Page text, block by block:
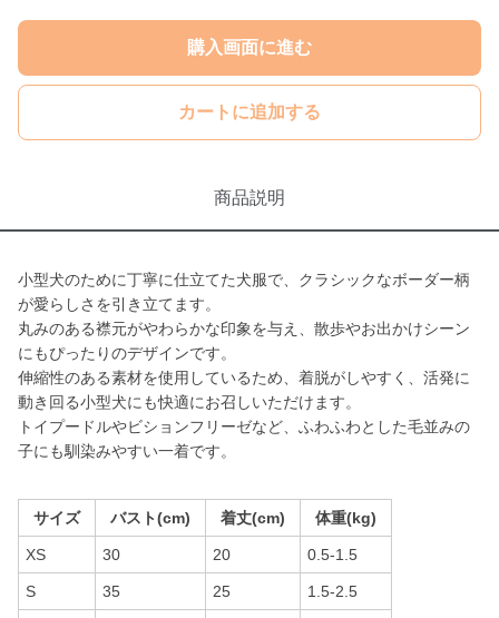
購入画面に進む
カートに追加する
商品説明
小型犬のために丁寧に仕立てた犬服で、クラシックなボーダー柄
が愛らしさを引き立てます。
丸みのある襟元がやわらかな印象を与え、散歩やお出かけシーン
にもぴったりのデザインです。
伸縮性のある素材を使用しているため、着脱がしやすく、活発に
動き回る小型犬にも快適にお召しいただけます。
トイプードルやビションフリーゼなど、ふわふわとした毛並みの
子にも馴染みやすい一着です。
サイズ バスト(cm) 着丈(cm) 体重(kg)
XS 30 20 0.5-1.5
S 35 25 1.5-2.5